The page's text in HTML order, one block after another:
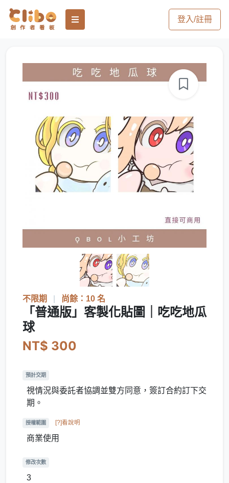
登入/註冊
不限期 尚餘：10 名
「普通版」客製化貼圖｜吃吃地瓜
球
NT$ 300
預計交期
視情況與委託者協調並雙方同意，簽訂合約訂下交
期。
授權範圍 [?]看說明
商業使用
修改次數
3